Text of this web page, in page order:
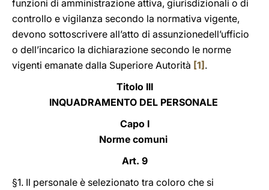
funzioni di amministrazione attiva, giurisdizionali o di
controllo e vigilanza secondo la normativa vigente,
devono sottoscrivere all’atto di assunzionedell’ufficio
o dell’incarico la dichiarazione secondo le norme
vigenti emanate dalla Superiore Autorità [1] .
Titolo III
INQUADRAMENTO DEL PERSONALE
Capo I
Norme comuni
Art. 9
§1. Il personale è selezionato tra coloro che si